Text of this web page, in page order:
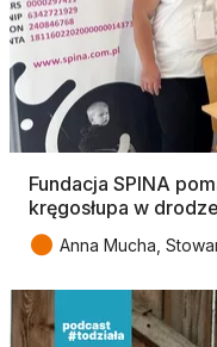
Fundacja SPINA
kręgosłupa w
● Anna Mucha,